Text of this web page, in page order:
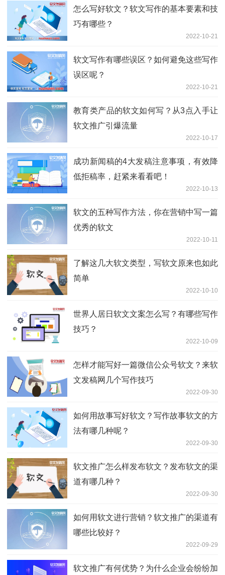
怎么写好软文？软文写作的基本要素和技
巧有哪些？
2022-10-21
软文写作有哪些误区？如何避免这些写作
误区呢？
2022-10-21
教育类产品的软文如何写？从3点入手让
软文推广引爆流量
2022-10-17
成功新闻稿的4大发稿注意事项，有效降
低拒稿率，赶紧来看看吧！
2022-10-13
软文的五种写作方法，你在营销中写一篇
优秀的软文
2022-10-11
了解这几大软文类型，写软文原来也如此
简单
2022-10-10
世界人居日软文文案怎么写？有哪些写作
技巧？
2022-10-09
怎样才能写好一篇微信公众号软文？来软
文发稿网几个写作技巧
2022-09-30
如何用故事写好软文？写作故事软文的方
法有哪几种呢？
2022-09-30
软文推广怎么样发布软文？发布软文的渠
道有哪几种？
2022-09-30
如何用软文进行营销？软文推广的渠道有
哪些比较好？
2022-09-29
软文推广有何优势？为什么企业会纷纷加